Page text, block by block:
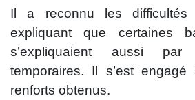
Il a reconnu les difficultés
expliquant que certaines
s’expliquaient aussi
temporaires. Il s’est
renforts obtenus.